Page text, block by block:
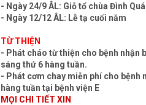
- Ngày 24/9 ÂL: Giỗ tổ chùa Đình
- Ngày 12/12 ÂL: Lễ tạ cuối năm
TỪ THIỆN
- Phát cháo từ thiện cho bệnh nhận
sáng thứ 6 hàng tuần.
- Phát cơm chay miễn phí cho bệnh
hàng tuần tại bệnh viện E
MỌI CHI TIẾT XIN